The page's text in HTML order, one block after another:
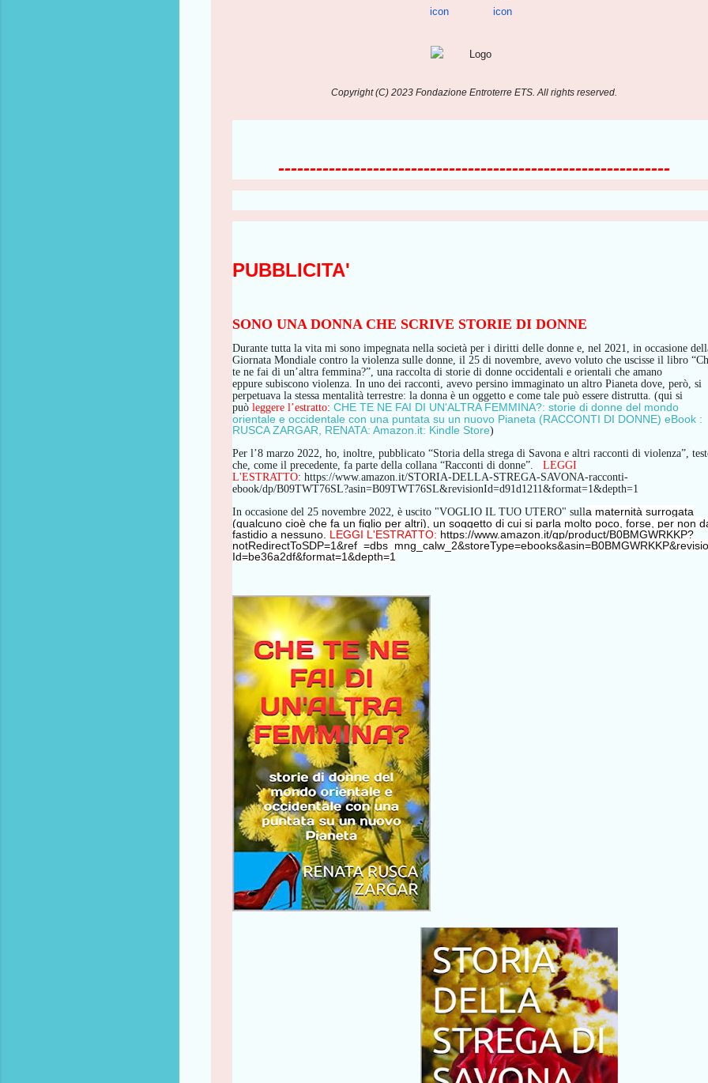
Copyright (C) 2023 Fondazione Entroterre ETS. All rights reserved.
--------------------------------------------------------------
PUBBLICITA'
SONO UNA DONNA CHE SCRIVE STORIE DI DONNE
Durante tutta la vita mi sono impegnata nella società per i diritti delle donne e, nel 2021, in occasione
Giornata Mondiale contro la violenza sulle donne, il 25 di novembre, avevo voluto che uscisse il libro
te ne fai di un’altra femmina?”, una raccolta di storie di donne occidentali e orientali che amano
eppure subiscono violenza. In uno dei racconti, avevo persino immaginato un altro Pianeta dove, però, si
perpetuava la stessa mentalità terrestre: la donna è un oggetto e come tale può essere distrutta. (qui si
può leggere l’estratto: CHE TE NE FAI DI UN'ALTRA FEMMINA?: storie di donne del mondo
orientale e occidentale con una puntata su un nuovo Pianeta (RACCONTI DI DONNE) eBook :
RUSCA ZARGAR, RENATA: Amazon.it: Kindle Store)
Per l’8 marzo 2022, ho, inoltre, pubblicato “Storia della strega di Savona e altri racconti di violenza”,
che, come il precedente, fa parte della collana “Racconti di donne”.
LEGGI
L'ESTRATTO: https://www.amazon.it/STORIA-DELLA-STREGA-SAVONA-racconti-
ebook/dp/B09TWT76SL?asin=B09TWT76SL&revisionId=d91d1211&format=1&depth=1
In occasione del 25 novembre 2022, è uscito "VOGLIO IL TUO UTERO" sulla maternità surrogata
(qualcuno cioè che fa un figlio per altri), un soggetto di cui si parla molto poco, forse, per non
fastidio a nessuno. LEGGI L'ESTRATTO: https://www.amazon.it/gp/product/B0BMGWRKKP?
Id=be36a2df&format=1&depth=1